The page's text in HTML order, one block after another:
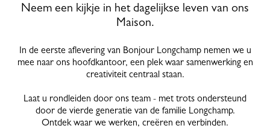
Neem een kijkje in het dagelijkse leven van ons
Maison.
In de eerste aflevering van Bonjour Longchamp nemen we u
mee naar ons hoofdkantoor, een plek waar samenwerking en
creativiteit centraal staan.
Laat u rondleiden door ons team - met trots ondersteund
door de vierde generatie van de familie Longchamp.
Ontdek waar we werken, creëren en verbinden.